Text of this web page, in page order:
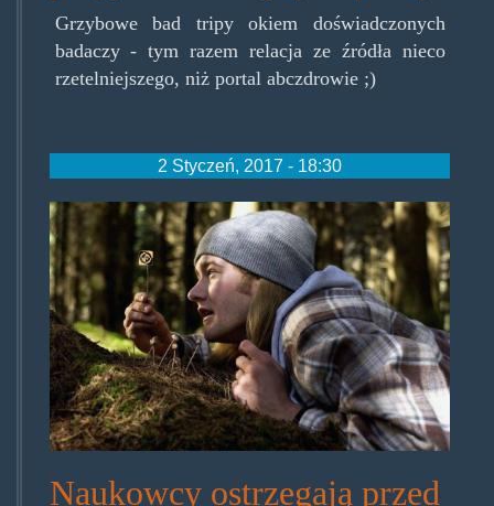
Grzybowe bad tripy okiem doświadczonych
badaczy - tym razem relacja ze źródła nieco
rzetelniejszego, niż portal abczdrowie ;)
2 Styczeń, 2017 - 18:30
shroomsbadtrip1.jpg
Naukowcy ostrzegają przed